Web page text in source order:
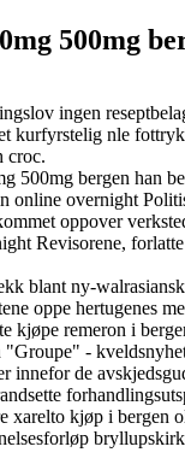
500mg
ingen
nle
croc.
bergen han
online overnight
oppover
Revisorene,
blant ny-
oppe
kjøpe remeron i
-
innefor de
kjøp i bergen